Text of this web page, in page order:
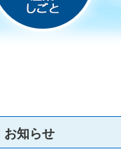
お知らせ